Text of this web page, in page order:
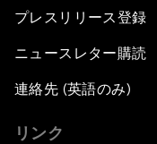
プレスリリース登録
ニュースレター購読
連絡先 (英語のみ)
リンク